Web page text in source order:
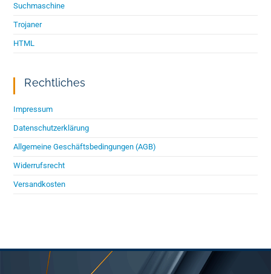
Suchmaschine
Trojaner
HTML
Rechtliches
Impressum
Datenschutzerklärung
Allgemeine Geschäftsbedingungen (AGB)
Widerrufsrecht
Versandkosten